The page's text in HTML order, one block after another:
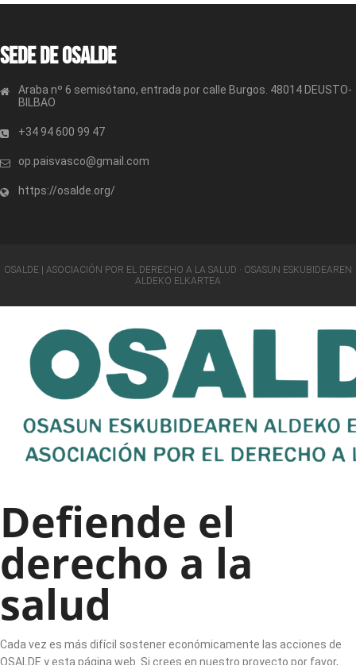
Sede de OSALDE
Araba nº 6 semisótano, entrada por calle Burgos. 48014 DEUSTO-
BILBAO
+34 94 600 99 47
op.paisvasco@gmail.com
https://osalde.org/
OSALDE | ASOCIACIÓN POR EL DERECHO A LA SALUD · OSASUN ESKUBIDEAREN
ALDEKO ELKARTEA
Defiende el
derecho a la
salud
Cada vez es más difícil sostener económicamente las acciones de
OSALDE y esta página web. Si crees en nuestro proyecto por favor,